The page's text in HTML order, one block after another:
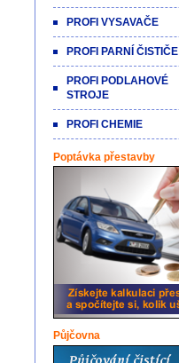
PROFI VYSAVAČE
PROFI PARNÍ ČISTIČE
PROFI PODLAHOVÉ
STROJE
PROFI CHEMIE
Poptávka přestavby
Půjčovna